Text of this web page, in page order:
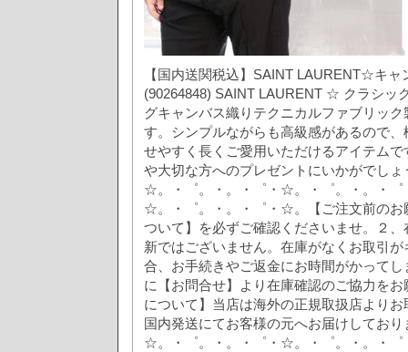
【国内送関税込】SAINT LAURENT☆キャ
(90264848) SAINT LAURENT ☆ クラシッ
グキャンバス織りテクニカルファブリッ
す。シンプルながらも高級感があるので
せやすく長くご愛用いただけるアイテム
や大切な方へのプレゼントにいかがでしょ
☆。・゜。・。・゜・☆。・゜。・。・゜
☆。・゜。・。・゜・☆。【ご注文前のお
ついて】を必ずご確認くださいませ。２
新ではございません。在庫がなくお取引
合、お手続きやご返金にお時間がかって
に【お問合せ】より在庫確認のご協力を
について】当店は海外の正規取扱店より
国内発送にてお客様の元へお届けしており
☆。・゜。・。・゜・☆。・゜。・。・゜